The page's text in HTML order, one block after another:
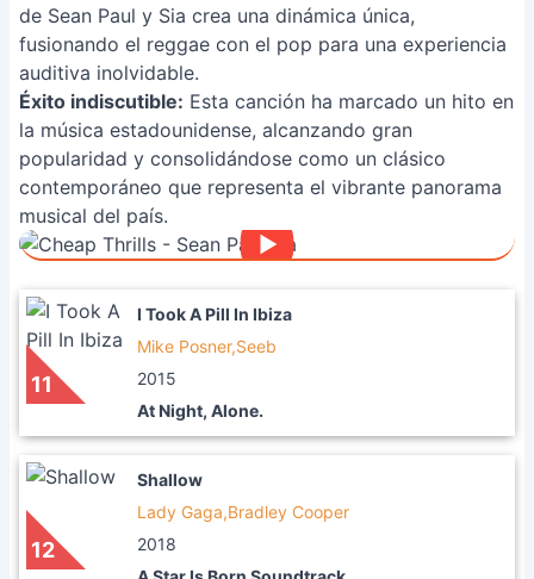
de Sean Paul y Sia crea una dinámica única,
fusionando el reggae con el pop para una experiencia
auditiva inolvidable.
Éxito indiscutible: Esta canción ha marcado un hito en
la música estadounidense, alcanzando gran
popularidad y consolidándose como un clásico
contemporáneo que representa el vibrante panorama
musical del país.
11
I Took A Pill In Ibiza
Mike Posner,Seeb
2015
At Night, Alone.
12
Shallow
Lady Gaga,Bradley Cooper
2018